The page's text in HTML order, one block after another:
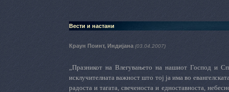
Вести и настани
Краун Поинт, Индијана (03.04.2007)
„Празникот на Влегувањето на нашиот Господ и
исклучителната важност што тој ја има во
радоста и тагата, свеченоста и едноставноста,